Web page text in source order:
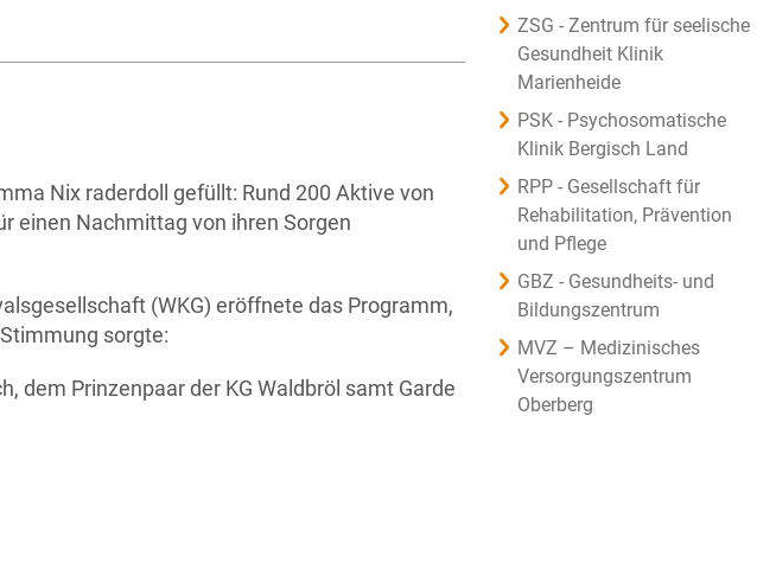
Nix raderdoll gefüllt: Rund 200 Aktive von
einen Nachmittag von ihren Sorgen
(WKG) eröffnete das Programm,
sorgte:
dem Prinzenpaar der KG Waldbröl samt Garde
ZSG - Zentrum für seelische
Gesundheit Klinik
Marienheide
PSK - Psychosomatische
Klinik Bergisch Land
RPP - Gesellschaft für
Rehabilitation, Prävention
und Pflege
GBZ - Gesundheits- und
Bildungszentrum
MVZ – Medizinisches
Versorgungszentrum
Oberberg